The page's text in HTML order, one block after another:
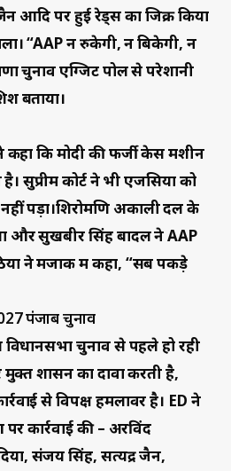
आदि पर हुई रेड्स का जिक्र किया
“AAP न रुकेगी, न बिकेगी, न
चुनाव एग्जिट पोल से परेशानी
बताया।
कि मोदी की फर्जी केस मशीन
सुप्रीम कोर्ट ने भी एजेंसियों को
पड़ा।शिरोमणि अकाली दल के
और सुखबीर सिंह बादल ने AAP
ने मजाक में कहा, “सब पकड़े
पंजाब चुनाव
विधानसभा चुनाव से पहले हो रही
मुक्त शासन का दावा करती है,
से विपक्ष हमलावर है। ED ने
कार्रवाई की – अरविंद
संजय सिंह, सत्येंद्र जैन,